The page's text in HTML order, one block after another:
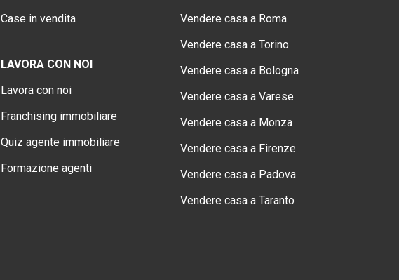
Case in vendita
LAVORA CON NOI
Lavora con noi
Franchising immobiliare
Quiz agente immobiliare
Formazione agenti
Vendere casa a Roma
Vendere casa a Torino
Vendere casa a Bologna
Vendere casa a Varese
Vendere casa a Monza
Vendere casa a Firenze
Vendere casa a Padova
Vendere casa a Taranto